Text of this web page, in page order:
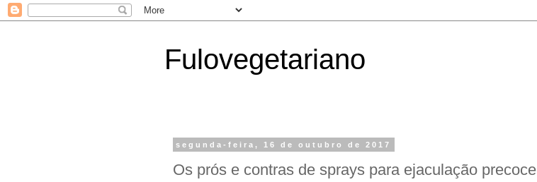
Fulovegetariano
segunda-feira, 16 de outubro de 2017
Os prós e contras de sprays para ejaculação precoce